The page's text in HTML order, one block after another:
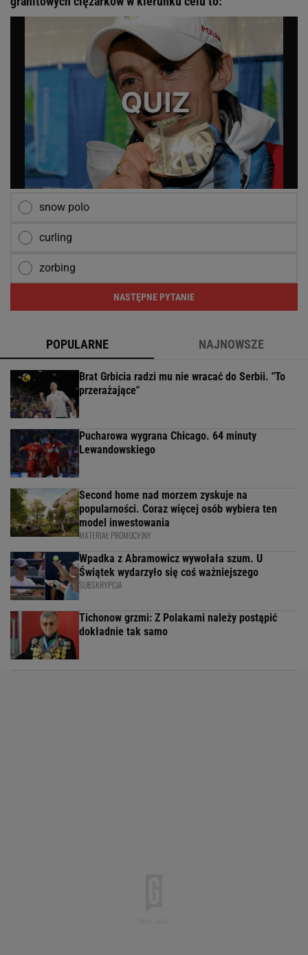
snow polo
curling
zorbing
NASTĘPNE PYTANIE
POPULARNE NAJNOWSZE
Brat Grbicia radzi mu nie wracać do Serbii. "To
przerażające"
Pucharowa wygrana Chicago. 64 minuty
Lewandowskiego
Second home nad morzem zyskuje na
popularności. Coraz więcej osób wybiera ten
model inwestowania
MATERIAŁ PROMOCYJNY
Wpadka z Abramowicz wywołała szum. U
Świątek wydarzyło się coś ważniejszego
SUBSKRYPCJA
Tichonow grzmi: Z Polakami należy postąpić
dokładnie tak samo